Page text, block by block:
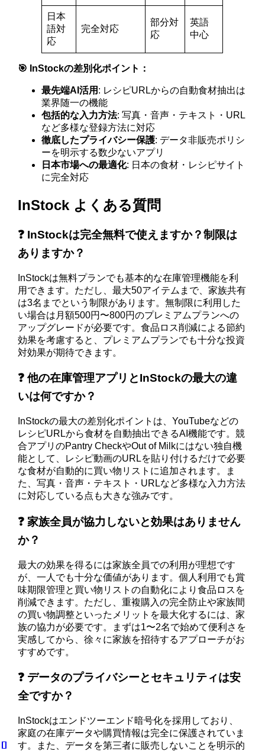
日本
語対
応
完全対応
部分対
応
英語
中心
🎯 InStockの差別化ポイント：
最先端AI活用 : レシピURLからの自動食材抽出は
業界随一の機能
包括的な入力方法: 写真・音声・テキスト・URL
など多様な登録方法に対応
徹底したプライバシー保護: データ非販売ポリシ
ーを明示する数少ないアプリ
日本市場への最適化: 日本の食材・レシピサイト
に完全対応
InStock よくある質問
❓ InStockは完全無料で使えますか？制限は
ありますか？
InStockは無料プランでも基本的な在庫管理機能を利
用できます。ただし、最大50アイテムまで、家族共有
は3名までという制限があります。無制限に利用した
い場合は月額500円〜800円のプレミアムプランへの
アップグレードが必要です。食品ロス削減による節約
効果を考慮すると、プレミアムプランでも十分な投資
対効果が期待できます。
❓ 他の在庫管理アプリとInStockの最大の違
いは何ですか？
InStockの最大の差別化ポイントは、YouTubeなどの
レシピURLから食材を自動抽出できるAI機能です。競
合アプリのPantry CheckやOut of Milkにはない独自機
能として、レシピ動画のURLを貼り付けるだけで必要
な食材が自動的に買い物リストに追加されます。ま
た、写真・音声・テキスト・URLなど多様な入力方法
に対応している点も大きな強みです。
❓ 家族全員が協力しないと効果はありません
か？
最大の効果を得るには家族全員での利用が理想です
が、一人でも十分な価値があります。個人利用でも賞
味期限管理と買い物リストの自動化により食品ロスを
削減できます。ただし、重複購入の完全防止や家族間
の買い物調整といったメリットを最大化するには、家
族の協力が必要です。まずは1〜2名で始めて便利さを
実感してから、徐々に家族を招待するアプローチがお
すすめです。
❓ データのプライバシーとセキュリティは安
全ですか？
InStockはエンドツーエンド暗号化を採用しており、
家庭の在庫データや購買情報は完全に保護されていま
す。また、データを第三者に販売しないことを明示的